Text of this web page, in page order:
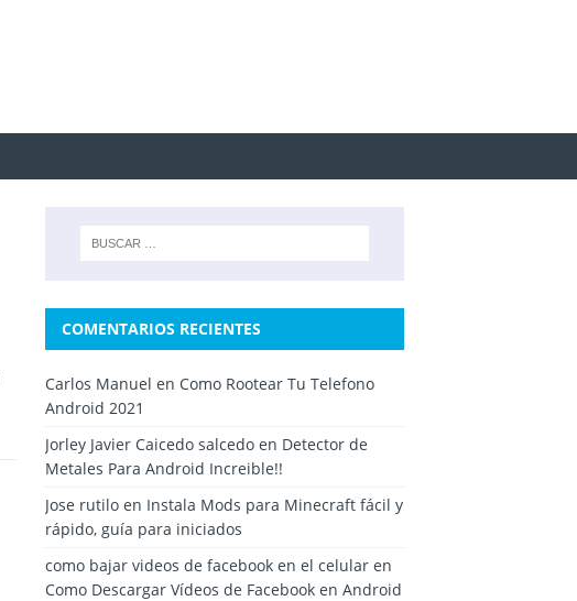
COMENTARIOS RECIENTES
Carlos Manuel en Como Rootear Tu Telefono
Android 2021
Jorley Javier Caicedo salcedoen Detector de
Metales Para Android Increible!!
Jose rutiloen Instala Mods para Minecraft fácil y
rápido, guía para iniciados
como bajar videos de facebook en el celularen
Como Descargar Vídeos de Facebook en Android